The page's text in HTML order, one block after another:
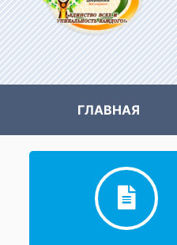
ГЛАВНАЯ